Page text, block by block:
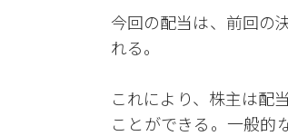
今回の配当は、前回の
れる。
これにより、株主は配
ことができる。一般的